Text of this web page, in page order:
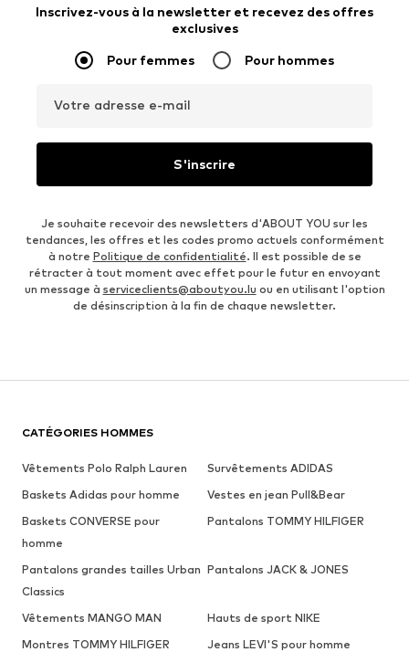
Inscrivez-vous à la newsletter et recevez des offres
exclusives
Pour femmes Pour hommes
Votre adresse e-mail
S'inscrire
Je souhaite recevoir des newsletters d'ABOUT YOU sur les
tendances, les offres et les codes promo actuels conformément
à notre Politique de confidentialité. Il est possible de se
rétracter à tout moment avec effet pour le futur en envoyant
un message à serviceclients@aboutyou.lu ou en utilisant l'option
de désinscription à la fin de chaque newsletter.
CATÉGORIES HOMMES
Vêtements Polo Ralph Lauren
Survêtements ADIDAS
Baskets Adidas pour homme
Vestes en jean Pull&Bear
Baskets CONVERSE pour
homme
Pantalons TOMMY HILFIGER
Pantalons grandes tailles Urban
Classics
Pantalons JACK & JONES
Vêtements MANGO MAN
Hauts de sport NIKE
Montres TOMMY HILFIGER
Jeans LEVI'S pour homme